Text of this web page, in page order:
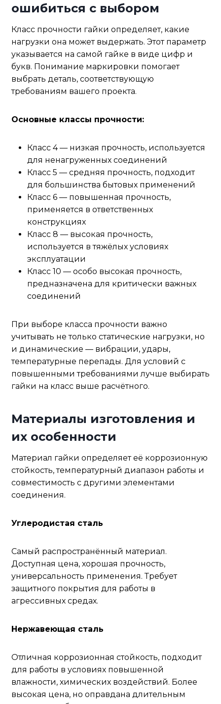
ошибиться с выбором
Класс прочности гайки определяет, какие
нагрузки она может выдержать. Этот параметр
указывается на самой гайке в виде цифр и
букв. Понимание маркировки помогает
выбрать деталь, соответствующую
требованиям вашего проекта.
Основные классы прочности:
Класс 4 — низкая прочность, используется
для ненагруженных соединений
Класс 5 — средняя прочность, подходит
для большинства бытовых применений
Класс 6 — повышенная прочность,
применяется в ответственных
конструкциях
Класс 8 — высокая прочность,
используется в тяжёлых условиях
эксплуатации
Класс 10 — особо высокая прочность,
предназначена для критически важных
соединений
При выборе класса прочности важно
учитывать не только статические нагрузки, но
и динамические — вибрации, удары,
температурные перепады. Для условий с
повышенными требованиями лучше выбирать
гайки на класс выше расчётного.
Материалы изготовления и
их особенности
Материал гайки определяет её коррозионную
стойкость, температурный диапазон работы и
совместимость с другими элементами
соединения.
Углеродистая сталь
Самый распространённый материал.
Доступная цена, хорошая прочность,
универсальность применения. Требует
защитного покрытия для работы в
агрессивных средах.
Нержавеющая сталь
Отличная коррозионная стойкость, подходит
для работы в условиях повышенной
влажности, химических воздействий. Более
высокая цена, но оправдана длительным